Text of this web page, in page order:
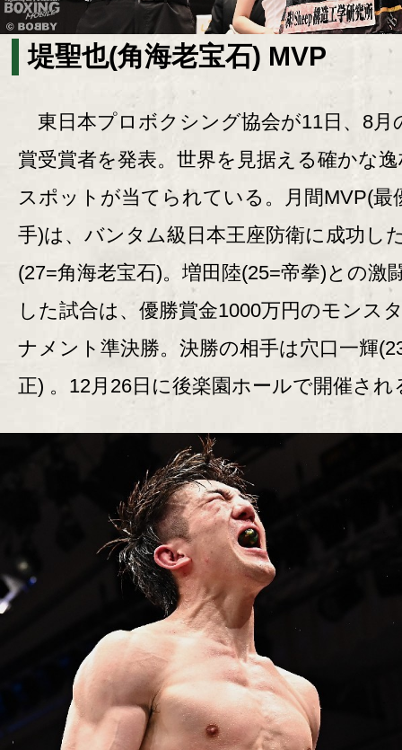
堤聖也(角海老宝石) MVP
東日本プロボクシング協会が11日、8月
賞受賞者を発表。世界を見据える確かな
スポットが当てられている。月間MVP(最
手)は、バンタム級日本王座防衛に成功し
(27=角海老宝石)。増田陸(25=帝拳)との激
した試合は、優勝賞金1000万円のモンス
ナメント準決勝。決勝の相手は穴口一輝
正) 。12月26日に後楽園ホールで開催され